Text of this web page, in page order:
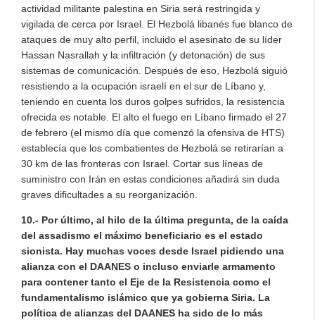
actividad militante palestina en Siria será restringida y
vigilada de cerca por Israel. El Hezbolá libanés fue blanco de
ataques de muy alto perfil, incluido el asesinato de su líder
Hassan Nasrallah y la infiltración (y detonación) de sus
sistemas de comunicación. Después de eso, Hezbolá siguió
resistiendo a la ocupación israelí en el sur de Líbano y,
teniendo en cuenta los duros golpes sufridos, la resistencia
ofrecida es notable. El alto el fuego en Líbano firmado el 27
de febrero (el mismo día que comenzó la ofensiva de HTS)
establecía que los combatientes de Hezbolá se retirarían a
30 km de las fronteras con Israel. Cortar sus líneas de
suministro con Irán en estas condiciones añadirá sin duda
graves dificultades a su reorganización.
10.- Por último, al hilo de la última pregunta, de la caída
del assadismo el máximo beneficiario es el estado
sionista. Hay muchas voces desde Israel pidiendo una
alianza con el DAANES o incluso enviarle armamento
para contener tanto el Eje de la Resistencia como el
fundamentalismo islámico que ya gobierna Siria. La
política de alianzas del DAANES ha sido de lo más